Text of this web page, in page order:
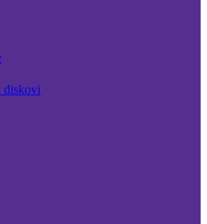
diskovi